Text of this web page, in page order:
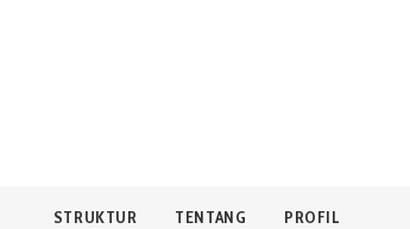
STRUKTUR
TENTANG
PROFIL